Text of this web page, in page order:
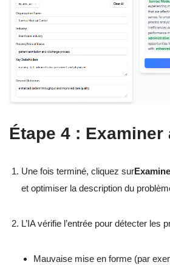
Étape 4 : Examiner
Une fois terminé, cliquez sur
et optimiser la description du
L’IA vérifie l’entrée pour détecter les
Mauvaise mise en forme (par